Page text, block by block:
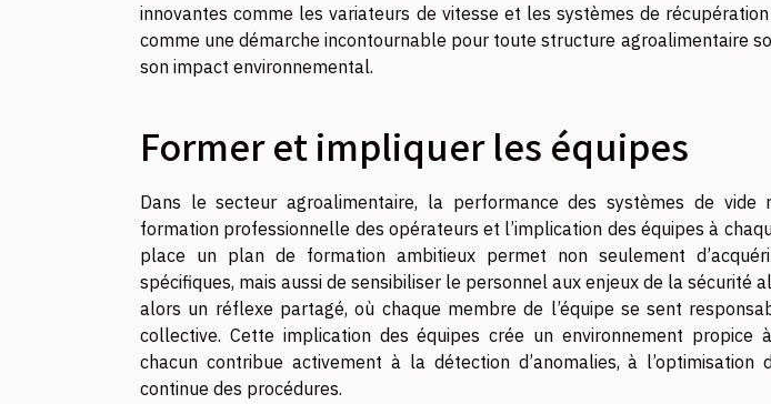
innovantes comme les variateurs de vitesse et les systèmes de récupération
comme une démarche incontournable pour toute structure agroalimentaire
son impact environnemental.
Former et impliquer les équipes
Dans le secteur agroalimentaire, la performance des systèmes de
formation professionnelle des opérateurs et l’implication des équipes à
place un plan de formation ambitieux permet non seulement
spécifiques, mais aussi de sensibiliser le personnel aux enjeux de la sécurité
alors un réflexe partagé, où chaque membre de l’équipe se sent
collective. Cette implication des équipes crée un environnement propice
chacun contribue activement à la détection d’anomalies, à l’optimisation
continue des procédures.